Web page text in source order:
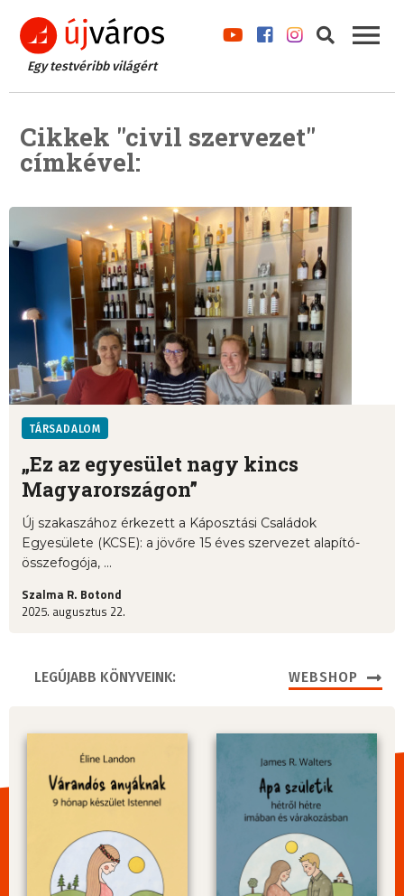
Egy testvéribb világért
Cikkek "civil szervezet"
címkével:
TÁRSADALOM
„Ez az egyesület nagy kincs
Magyarországon”
Új szakaszához érkezett a Káposztási Családok
Egyesülete (KCSE): a jövőre 15 éves szervezet alapító-
összefogója, ...
Szalma R. Botond
2025. augusztus 22.
LEGÚJABB KÖNYVEINK: WEBSHOP